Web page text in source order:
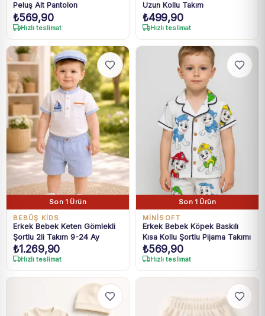
Peluş Alt Pantolon
₺569,90
Hızlı teslimat
Uzun Kollu Takım
₺499,90
Hızlı teslimat
Son 1 Ürün
BEBÜŞ KIDS
Erkek Bebek Keten Gömlekli
Şortlu 2li Takım 9-24 Ay
₺1.269,90
Hızlı teslimat
Son 1 Ürün
MINISOFT
Erkek Bebek Köpek Baskılı
Kısa Kollu Şortlu Pijama Takımı
₺569,90
Hızlı teslimat